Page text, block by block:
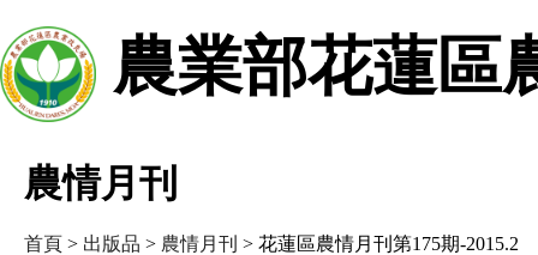
農業部花蓮區
農情月刊
首頁 > 出版品 > 農情月刊 > 花蓮區農情月刊第175期-2015.2